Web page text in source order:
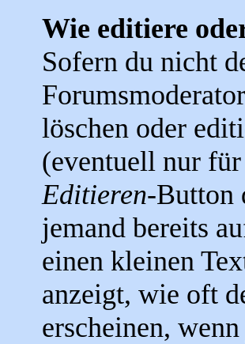
Wie editiere
Sofern du nicht
löschen oder
(eventuell nur
Editieren-Button
jemand bereits
einen kleinen
anzeigt, wie oft
erscheinen,